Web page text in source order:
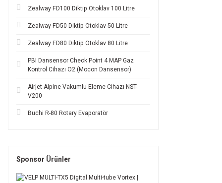
Zealway FD100 Diktip Otoklav 100 Litre
Zealway FD50 Diktip Otoklav 50 Litre
Zealway FD80 Diktip Otoklav 80 Litre
PBI Dansensor Check Point 4 MAP Gaz
Kontrol Cihazı O2 (Mocon Dansensor)
Airjet Alpine Vakumlu Eleme Cihazı NST-
V200
Buchi R-80 Rotary Evaporatör
Sponsor Ürünler